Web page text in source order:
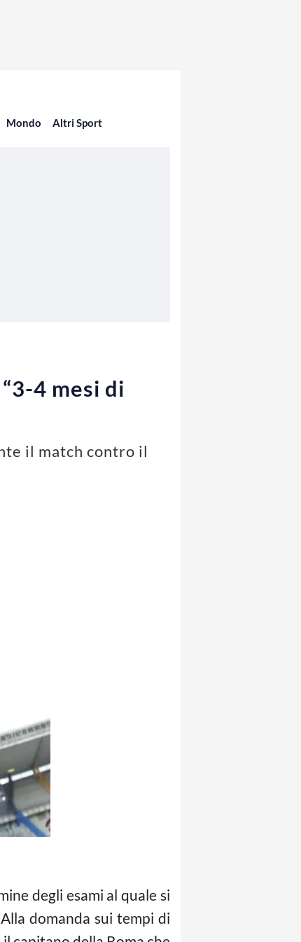
Mondo Altri Sport
4 mesi di
il match contro il
degli esami al quale si
domanda sui tempi di